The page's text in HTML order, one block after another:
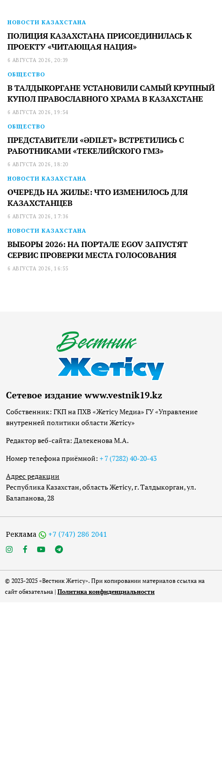
НОВОСТИ КАЗАХСТАНА
ПОЛИЦИЯ КАЗАХСТАНА ПРИСОЕДИНИЛАСЬ К
ПРОЕКТУ «ЧИТАЮЩАЯ НАЦИЯ»
6 АВГУСТА 2026, 20:39
ОБЩЕСТВО
В ТАЛДЫКОРГАНЕ УСТАНОВИЛИ САМЫЙ КРУПНЫЙ
КУПОЛ ПРАВОСЛАВНОГО ХРАМА В КАЗАХСТАНЕ
6 АВГУСТА 2026, 19:54
ОБЩЕСТВО
ПРЕДСТАВИТЕЛИ «ӘDILET» ВСТРЕТИЛИСЬ С
РАБОТНИКАМИ «ТЕКЕЛИЙСКОГО ГМЗ»
6 АВГУСТА 2026, 18:20
НОВОСТИ КАЗАХСТАНА
ОЧЕРЕДЬ НА ЖИЛЬЕ: ЧТО ИЗМЕНИЛОСЬ ДЛЯ
КАЗАХСТАНЦЕВ
6 АВГУСТА 2026, 17:36
НОВОСТИ КАЗАХСТАНА
ВЫБОРЫ 2026: НА ПОРТАЛЕ EGOV ЗАПУСТЯТ
СЕРВИС ПРОВЕРКИ МЕСТА ГОЛОСОВАНИЯ
6 АВГУСТА 2026, 16:55
Сетевое издание www.vestnik19.kz
Собственник: ГКП на ПХВ «Жетісу Медиа» ГУ «Управление
внутренней политики области Жетісу»
Редактор веб-сайта: Далекенова М.А.
Номер телефона приёмной: + 7 (7282) 40-20-43
Адрес редакции
Республика Казахстан, область Жетісу, г. Талдыкорган, ул.
Балапанова, 28
Реклама +7 (747) 286 2041
© 2023-2025 «Вестник Жетісу». При копировании материалов ссылка на
сайт обязательна | Политика конфиденциальности